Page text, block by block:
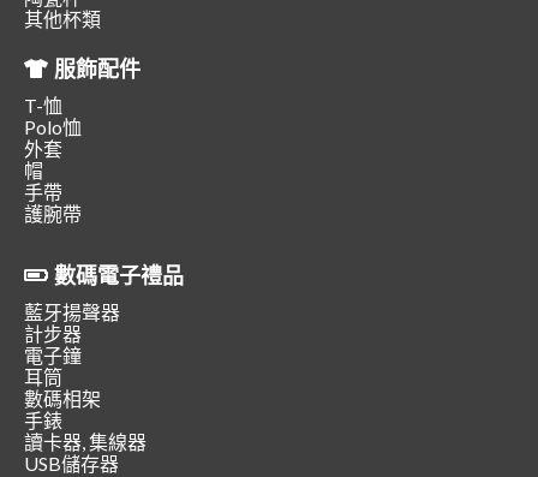
其他杯類
服飾配件
T-恤
Polo恤
外套
帽
手帶
護腕帶
數碼電子禮品
藍牙揚聲器
計步器
電子鐘
耳筒
數碼相架
手錶
讀卡器, 集線器
USB儲存器